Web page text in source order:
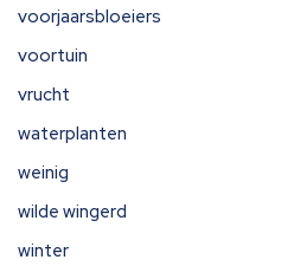
voorjaarsbloeiers
voortuin
vrucht
waterplanten
weinig
wilde wingerd
winter